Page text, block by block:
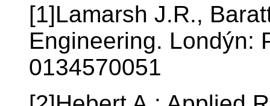
[1]Lamarsh J.R.,
Engineering. Londýn:
0134570051